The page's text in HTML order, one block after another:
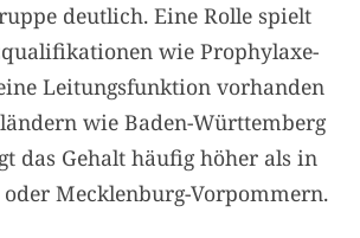
deutlich. Eine Rolle spielt
wie Prophylaxe-
Leitungsfunktion vorhanden
wie Baden-Württemberg
das Gehalt häufig höher als in
oder Mecklenburg-Vorpommern.